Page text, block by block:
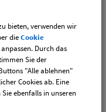
bieten, verwenden wir
dieCookie
Durch das
Sie der
"Alle ablehnen"
Cookies ab. Eine
ebenfalls in unseren